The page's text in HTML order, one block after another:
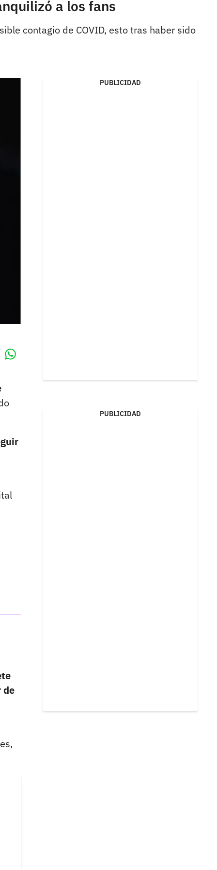
a los fans
contagio de COVID, esto tras haber sido
de
PUBLICIDAD
PUBLICIDAD